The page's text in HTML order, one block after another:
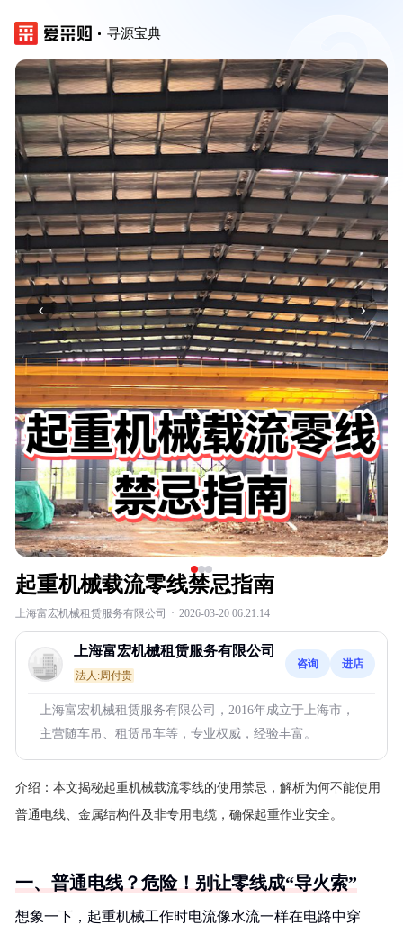
寻源宝典
‹ ›
起重机械载流零线禁忌指南
上海富宏机械租赁服务有限公司 · 2026-03-20 06:21:14
上海富宏机械租赁服务有限公司
法人:周付贵
咨询 进店
上海富宏机械租赁服务有限公司，2016年成立于上海市，
主营随车吊、租赁吊车等，专业权威，经验丰富。
介绍： 本文揭秘起重机械载流零线的使用禁忌，解析为何不能使用
普通电线、金属结构件及非专用电缆，确保起重作业安全。
一、普通电线？危险！别让零线成“导火索”
想象一下，起重机械工作时电流像水流一样在电路中穿